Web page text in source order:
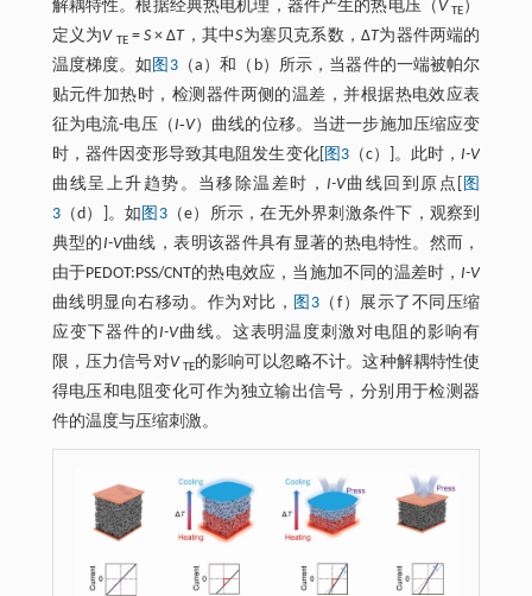
解耦特性。根据经典热电机理，器件产生的热电压（ V TE）
定义为V TE= S× ΔT，其中S为塞贝克系数，ΔT为器件两端的
温度梯度。如 图3（a）和（b）所示，当器件的一端被帕尔
贴元件加热时，检测器件两侧的温差，并根据热电效应表
征为电流-电压（I‐V）曲线的位移。当进一步施加压缩应变
时，器件因变形导致其电阻发生变化[ 图3（c）]。此时，I-V
曲线呈上升趋势。当移除温差时， I-V曲线回到原点[ 图
3（d）]。如 图3（e）所示，在无外界刺激条件下，观察到
典型的I-V曲线，表明该器件具有显著的热电特性。然而，
由于PEDOT:PSS/CNT的热电效应，当施加不同的温差时，I-V
曲线明显向右移动。作为对比， 图3（f）展示了不同压缩
应变下器件的I-V曲线。这表明温度刺激对电阻的影响有
限，压力信号对V TE的影响可以忽略不计。这种解耦特性使
得电压和电阻变化可作为独立输出信号，分别用于检测器
件的温度与压缩刺激。